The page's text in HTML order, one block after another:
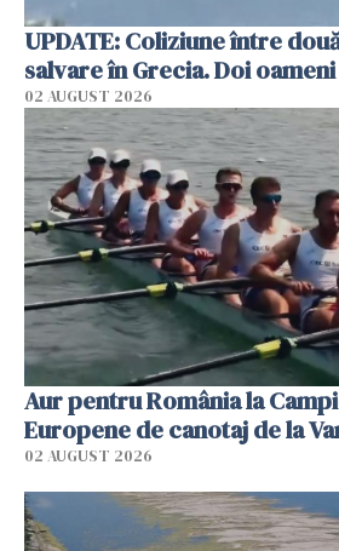
UPDATE: Coliziune între
salvare în Grecia. Doi
02 AUGUST 2026
Aur pentru România la
Europene de canotaj de la
02 AUGUST 2026